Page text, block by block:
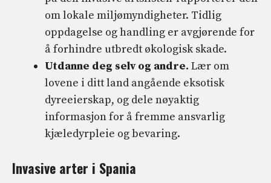
om lokale miljømyndigheter. Tidlig
oppdagelse og handling er avgjørende for
å forhindre utbredt økologisk skade.
Utdanne deg selv og andre. Lær om
lovene i ditt land angående eksotisk
dyreeierskap, og dele nøyaktig
informasjon for å fremme ansvarlig
kjæledyrpleie og bevaring.
Invasive arter i Spania